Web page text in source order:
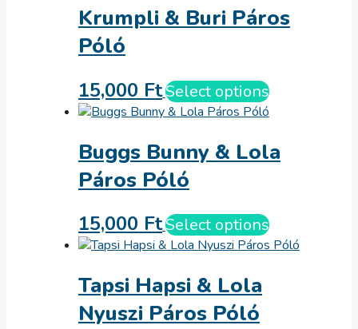
Krumpli & Buri Páros
Póló
15,000 FtSelect options
Buggs Bunny & Lola
Páros Póló
15,000 FtSelect options
Tapsi Hapsi & Lola
Nyuszi Páros Póló